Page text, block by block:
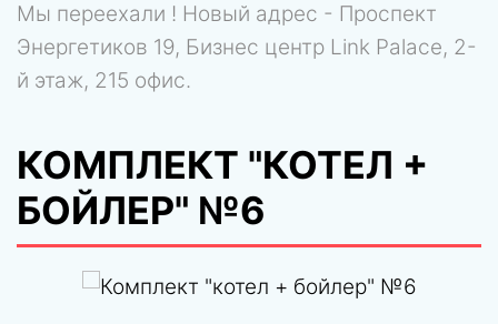
Мы переехали ! Новый адрес - Проспект
Энергетиков 19, Бизнес центр Link Palace, 2-
й этаж, 215 офис.
КОМПЛЕКТ "КОТЕЛ +
БОЙЛЕР" №6